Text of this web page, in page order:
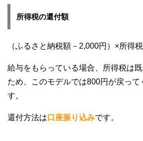
所得税の還付額
（ふるさと納税額－2,000円）×所得
給与をもらっている場合、所得税は
ため、このモデルでは800円が戻って
す。
還付方法は 口座振り込みです。